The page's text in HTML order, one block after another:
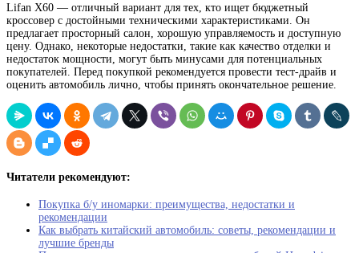
Lifan X60 — отличный вариант для тех, кто ищет бюджетный
кроссовер с достойными техническими характеристиками. Он
предлагает просторный салон, хорошую управляемость и доступную
цену. Однако, некоторые недостатки, такие как качество отделки и
недостаток мощности, могут быть минусами для потенциальных
покупателей. Перед покупкой рекомендуется провести тест-драйв и
оценить автомобиль лично, чтобы принять окончательное решение.
Читатели рекомендуют:
Покупка б/у иномарки: преимущества, недостатки и
рекомендации
Как выбрать китайский автомобиль: советы, рекомендации и
лучшие бренды